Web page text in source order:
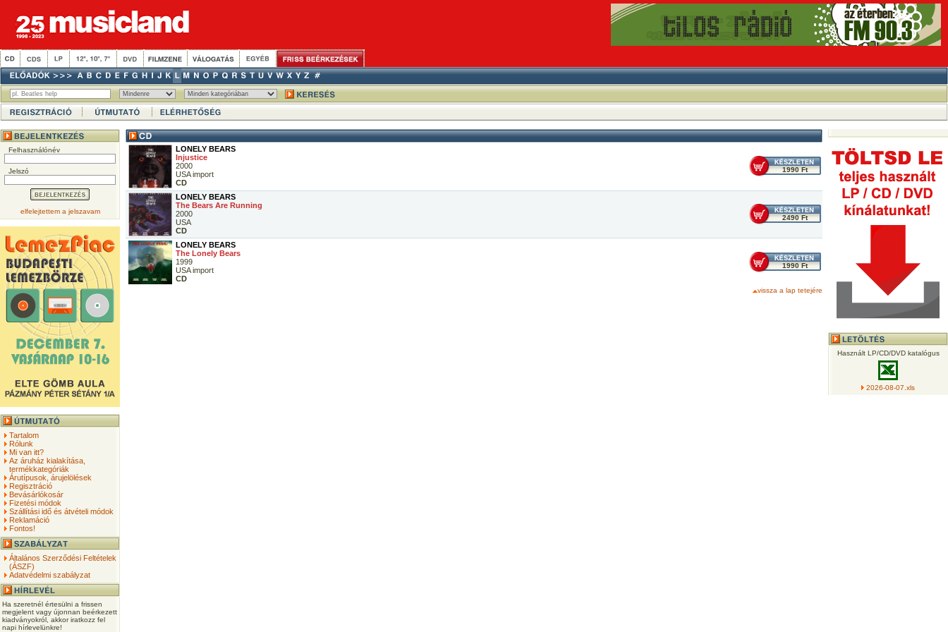
Felhasználónév
Jelszó
elfelejtettem a jelszavam
Tartalom
Rólunk
Mi van itt?
Az áruház kialakítása,
termékkategóriák
Árutípusok, árujelölések
Regisztráció
Bevásárlókosár
Fizetési módok
Szállítási idő és átvételi módok
Reklamáció
Fontos!
Általános Szerződési Feltételek
(ÁSZF)
Adatvédelmi szabályzat
Ha szeretnél értesülni a frissen
megjelent vagy újonnan beérkezett
kiadványokról, akkor iratkozz fel
napi hírlevelünkre!
LONELY BEARS
Injustice
2000
USA import
CD
1990 Ft
LONELY BEARS
The Bears Are Running
2000
USA
CD
2490 Ft
LONELY BEARS
The Lonely Bears
1999
USA import
CD
1990 Ft
vissza a lap tetejére
Használt LP/CD/DVD katalógus
2026-08-07.xls